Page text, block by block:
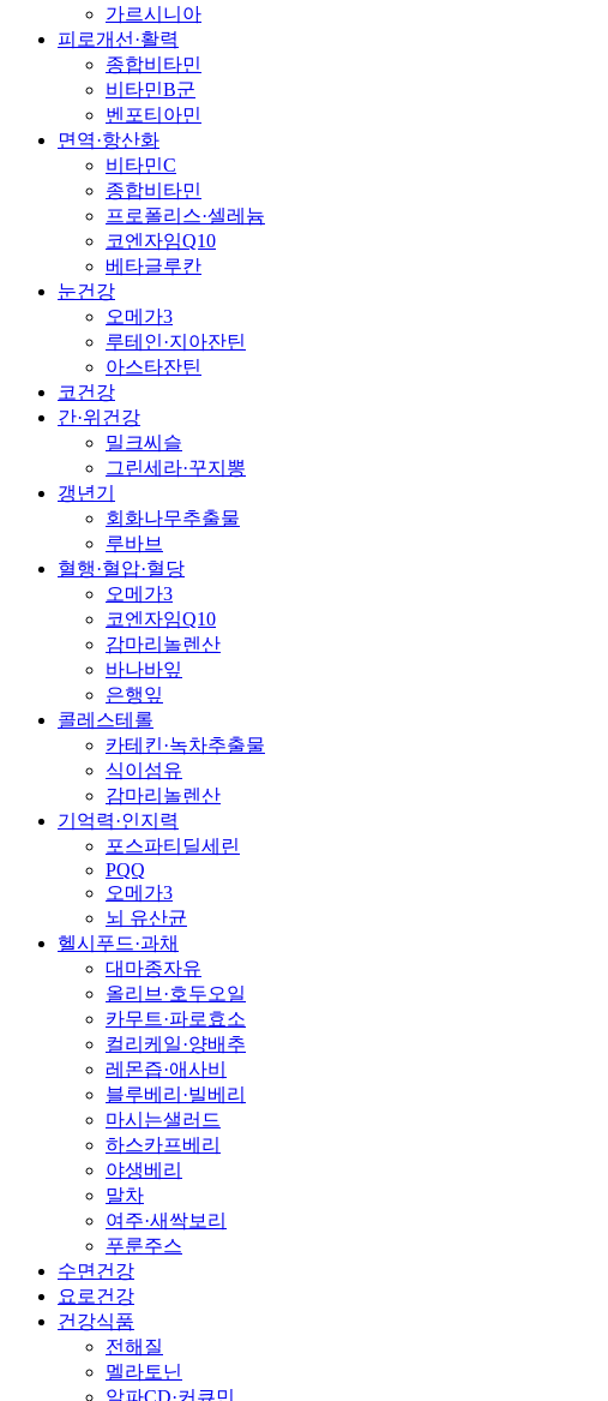
가르시니아
피로개선·활력
종합비타민
비타민B군
벤포티아민
면역·항산화
비타민C
종합비타민
프로폴리스·셀레늄
코엔자임Q10
베타글루칸
눈건강
오메가3
루테인·지아잔틴
아스타잔틴
코건강
간·위건강
밀크씨슬
그린세라·꾸지뽕
갱년기
회화나무추출물
루바브
혈행·혈압·혈당
오메가3
코엔자임Q10
감마리놀렌산
바나바잎
은행잎
콜레스테롤
카테킨·녹차추출물
식이섬유
감마리놀렌산
기억력·인지력
포스파티딜세린
PQQ
오메가3
뇌 유산균
헬시푸드·과채
대마종자유
올리브·호두오일
카무트·파로효소
컬리케일·양배추
레몬즙·애사비
블루베리·빌베리
마시는샐러드
하스카프베리
야생베리
말차
여주·새싹보리
푸룬주스
수면건강
요로건강
건강식품
전해질
멜라토닌
알파CD·커큐민